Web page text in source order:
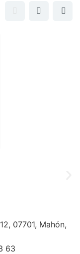
07701, Mahón,
63